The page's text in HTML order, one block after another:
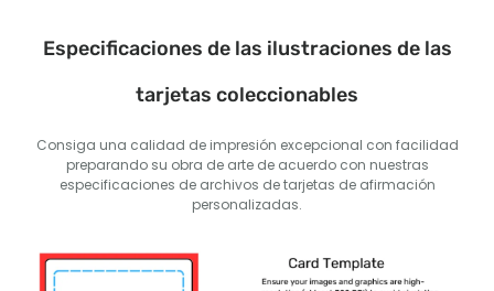
Especificaciones de las ilustraciones de las
tarjetas coleccionables
Consiga una calidad de impresión excepcional con facilidad
preparando su obra de arte de acuerdo con nuestras
especificaciones de archivos de tarjetas de afirmación
personalizadas.